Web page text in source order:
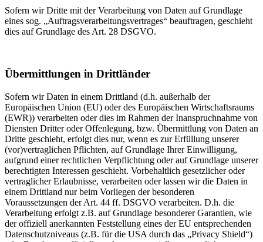
Sofern wir Dritte mit der Verarbeitung von Daten auf Grundlage
eines sog. „Auftragsverarbeitungsvertrages“ beauftragen, geschieht
dies auf Grundlage des Art. 28 DSGVO.
Übermittlungen in Drittländer
Sofern wir Daten in einem Drittland (d.h. außerhalb der
Europäischen Union (EU) oder des Europäischen Wirtschaftsraums
(EWR)) verarbeiten oder dies im Rahmen der Inanspruchnahme von
Diensten Dritter oder Offenlegung, bzw. Übermittlung von Daten an
Dritte geschieht, erfolgt dies nur, wenn es zur Erfüllung unserer
(vor)vertraglichen Pflichten, auf Grundlage Ihrer Einwilligung,
aufgrund einer rechtlichen Verpflichtung oder auf Grundlage unserer
berechtigten Interessen geschieht. Vorbehaltlich gesetzlicher oder
vertraglicher Erlaubnisse, verarbeiten oder lassen wir die Daten in
einem Drittland nur beim Vorliegen der besonderen
Voraussetzungen der Art. 44 ff. DSGVO verarbeiten. D.h. die
Verarbeitung erfolgt z.B. auf Grundlage besonderer Garantien, wie
der offiziell anerkannten Feststellung eines der EU entsprechenden
Datenschutzniveaus (z.B. für die USA durch das „Privacy Shield“)